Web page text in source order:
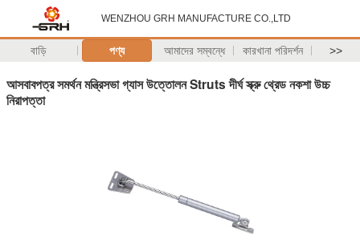
WENZHOU GRH MANUFACTURE CO.,LTD
বাড়ি পণ্য আমাদের সম্বন্ধে কারখানা পরিদর্শন >>
আসবাবপত্র সমর্থন মন্ত্রিসভা গ্যাস উত্তোলন Struts দীর্ঘ স্ক্রু থ্রেড নকশা উচ্চ
নিরাপত্তা